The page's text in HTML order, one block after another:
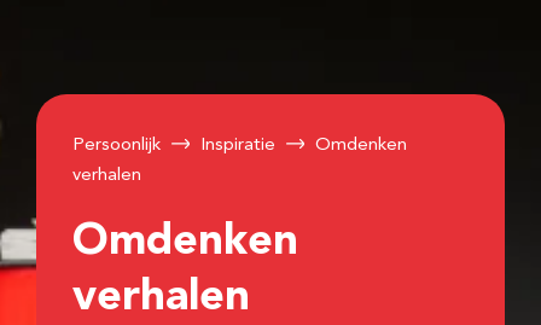
Persoonlijk Inspiratie
Omdenken
verhalen
Omdenken
verhalen